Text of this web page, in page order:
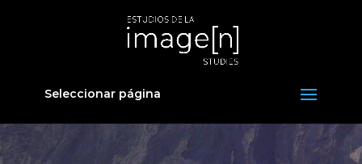
Seleccionar página